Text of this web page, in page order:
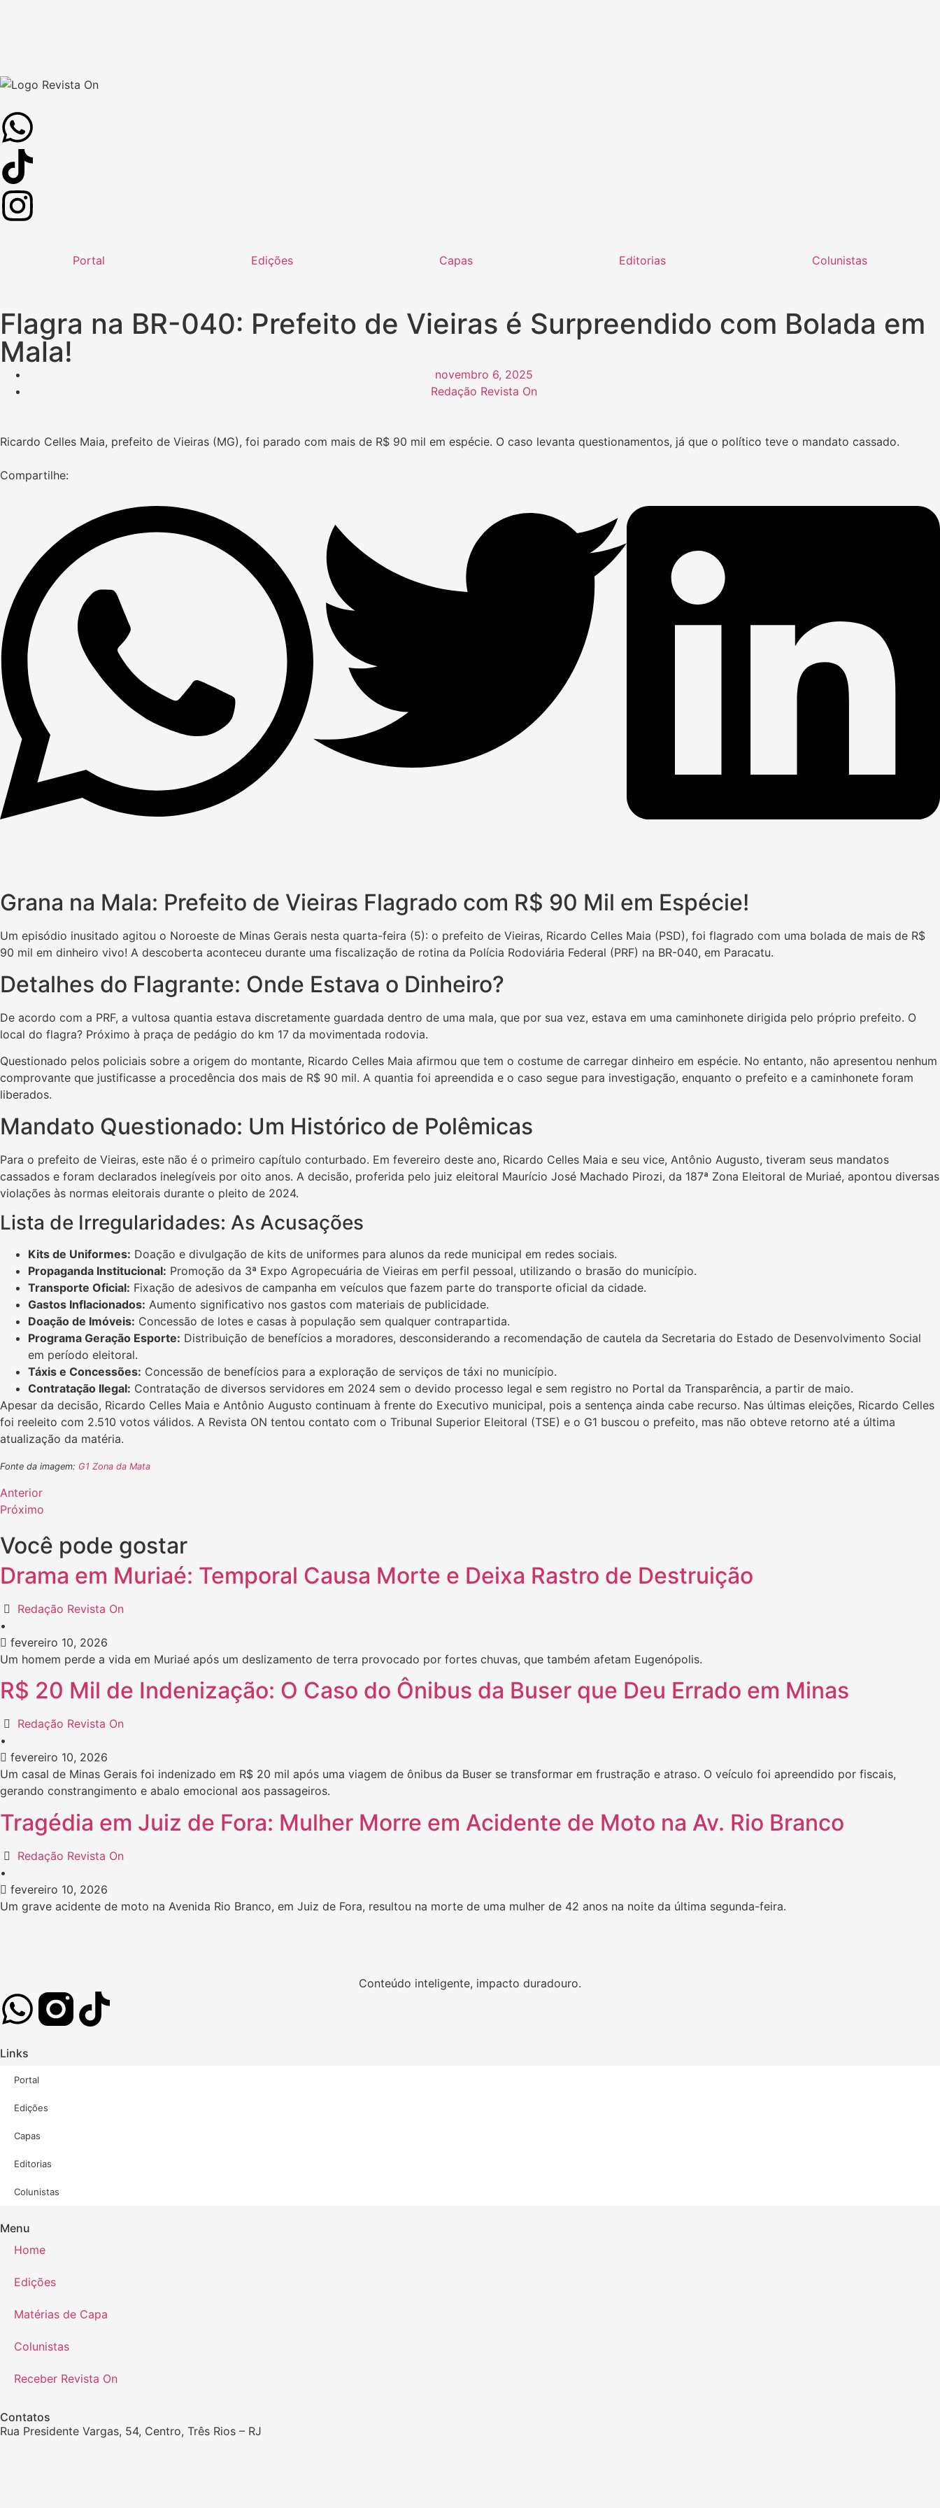
Portal Edições Capas Editorias Colunistas
Flagra na BR-040: Prefeito de Vieiras é Surpreendido com Bolada em
Mala!
novembro 6, 2025
Redação Revista On
Ricardo Celles Maia, prefeito de Vieiras (MG), foi parado com mais de R$ 90 mil em espécie. O caso levanta questionamentos, já que o político teve o mandato cassado.
Compartilhe:
Grana na Mala: Prefeito de Vieiras Flagrado com R$ 90 Mil em Espécie!
Um episódio inusitado agitou o Noroeste de Minas Gerais nesta quarta-feira (5): o prefeito de Vieiras, Ricardo Celles Maia (PSD), foi flagrado com uma bolada de mais de R$
90 mil em dinheiro vivo! A descoberta aconteceu durante uma fiscalização de rotina da Polícia Rodoviária Federal (PRF) na BR-040, em Paracatu.
Detalhes do Flagrante: Onde Estava o Dinheiro?
De acordo com a PRF, a vultosa quantia estava discretamente guardada dentro de uma mala, que por sua vez, estava em uma caminhonete dirigida pelo próprio prefeito. O
local do flagra? Próximo à praça de pedágio do km 17 da movimentada rodovia.
Questionado pelos policiais sobre a origem do montante, Ricardo Celles Maia afirmou que tem o costume de carregar dinheiro em espécie. No entanto, não apresentou nenhum
comprovante que justificasse a procedência dos mais de R$ 90 mil. A quantia foi apreendida e o caso segue para investigação, enquanto o prefeito e a caminhonete foram
liberados.
Mandato Questionado: Um Histórico de Polêmicas
Para o prefeito de Vieiras, este não é o primeiro capítulo conturbado. Em fevereiro deste ano, Ricardo Celles Maia e seu vice, Antônio Augusto, tiveram seus mandatos
cassados e foram declarados inelegíveis por oito anos. A decisão, proferida pelo juiz eleitoral Maurício José Machado Pirozi, da 187ª Zona Eleitoral de Muriaé, apontou diversas
violações às normas eleitorais durante o pleito de 2024.
Lista de Irregularidades: As Acusações
Kits de Uniformes: Doação e divulgação de kits de uniformes para alunos da rede municipal em redes sociais.
Propaganda Institucional: Promoção da 3ª Expo Agropecuária de Vieiras em perfil pessoal, utilizando o brasão do município.
Transporte Oficial: Fixação de adesivos de campanha em veículos que fazem parte do transporte oficial da cidade.
Gastos Inflacionados: Aumento significativo nos gastos com materiais de publicidade.
Doação de Imóveis: Concessão de lotes e casas à população sem qualquer contrapartida.
Programa Geração Esporte: Distribuição de benefícios a moradores, desconsiderando a recomendação de cautela da Secretaria do Estado de Desenvolvimento Social
em período eleitoral.
Táxis e Concessões: Concessão de benefícios para a exploração de serviços de táxi no município.
Contratação Ilegal: Contratação de diversos servidores em 2024 sem o devido processo legal e sem registro no Portal da Transparência, a partir de maio.
Apesar da decisão, Ricardo Celles Maia e Antônio Augusto continuam à frente do Executivo municipal, pois a sentença ainda cabe recurso. Nas últimas eleições, Ricardo Celles
foi reeleito com 2.510 votos válidos. A Revista ON tentou contato com o Tribunal Superior Eleitoral (TSE) e o G1 buscou o prefeito, mas não obteve retorno até a última
atualização da matéria.
Fonte da imagem: G1 Zona da Mata
Anterior
Próximo
Você pode gostar
Drama em Muriaé: Temporal Causa Morte e Deixa Rastro de Destruição
Redação Revista On
•
fevereiro 10, 2026
Um homem perde a vida em Muriaé após um deslizamento de terra provocado por fortes chuvas, que também afetam Eugenópolis.
R$ 20 Mil de Indenização: O Caso do Ônibus da Buser que Deu Errado em Minas
Redação Revista On
•
fevereiro 10, 2026
Um casal de Minas Gerais foi indenizado em R$ 20 mil após uma viagem de ônibus da Buser se transformar em frustração e atraso. O veículo foi apreendido por fiscais,
gerando constrangimento e abalo emocional aos passageiros.
Tragédia em Juiz de Fora: Mulher Morre em Acidente de Moto na Av. Rio Branco
Redação Revista On
•
fevereiro 10, 2026
Um grave acidente de moto na Avenida Rio Branco, em Juiz de Fora, resultou na morte de uma mulher de 42 anos na noite da última segunda-feira.
Conteúdo inteligente, impacto duradouro.
Links
Portal
Edições
Capas
Editorias
Colunistas
Menu
Home
Edições
Matérias de Capa
Colunistas
Receber Revista On
Contatos
Rua Presidente Vargas, 54, Centro, Três Rios – RJ